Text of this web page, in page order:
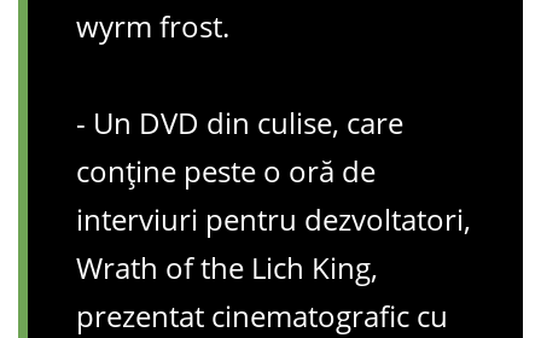
wyrm frost.
- Un DVD din culise, care
conține peste o oră de
interviuri pentru dezvoltatori,
Wrath of the Lich King,
prezentat cinematografic cu